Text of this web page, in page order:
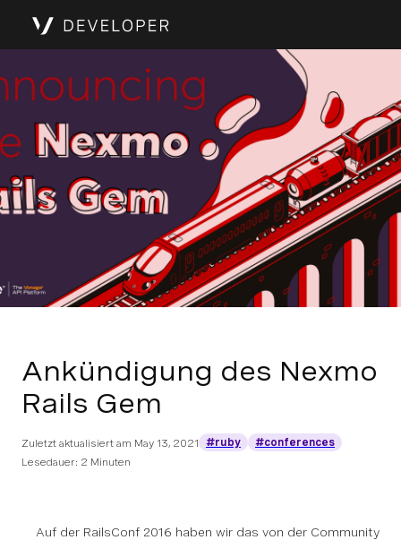
Ankündigung des Nexmo
Rails Gem
Zuletzt aktualisiert am May 13, 2021 #ruby
#conferences
Lesedauer: 2 Minuten
Auf der RailsConf 2016 haben wir das von der Community